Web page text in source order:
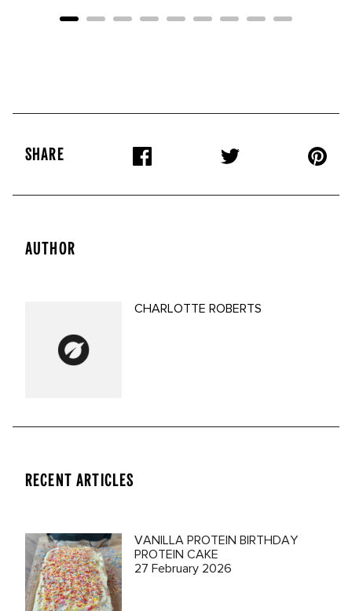
SHARE
AUTHOR
CHARLOTTE ROBERTS
RECENT ARTICLES
VANILLA PROTEIN BIRTHDAY
PROTEIN CAKE
27 February 2026